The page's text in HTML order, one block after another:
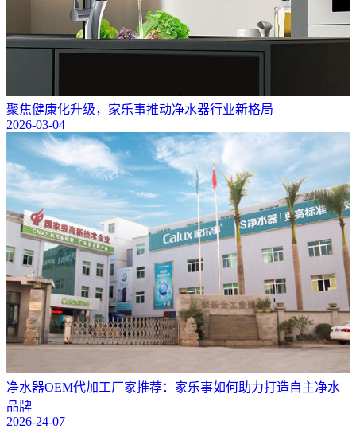
聚焦健康化升级，家乐事推动净水器行业新格局
2026-03-04
净水器OEM代加工厂家推荐：家乐事如何助力打造自主净水
品牌
2026-24-07